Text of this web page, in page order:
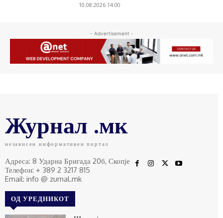
10.08.2026 14:00
- Advertisement -
Журнал .мк
независен информативен портал
Адреса: 8 Ударна Бригада 20б, Скопје
Телефон: + 389 2 3217 815
Email: info @ zurnal.mk
ОД УРЕДНИКОТ